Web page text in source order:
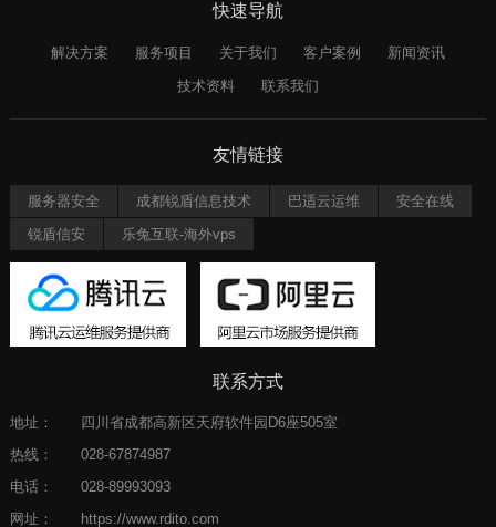
快速导航
解决方案 服务项目 关于我们 客户案例
新闻资讯
技术资料
联系我们
友情链接
服务器安全 成都锐盾信息技术 巴适云运维
安全在线
锐盾信安
乐兔互联-海外vps
联系方式
地址：
四川省成都高新区天府软件园D6座505室
热线：
028-67874987
电话：
028-89993093
网址：
https://www.rdito.com